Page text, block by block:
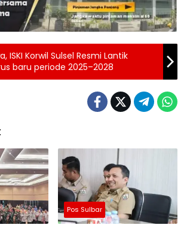
ISKI Korwil Sulsel Resmi Lantik
baru periode 2025–2028
Pos Sulbar